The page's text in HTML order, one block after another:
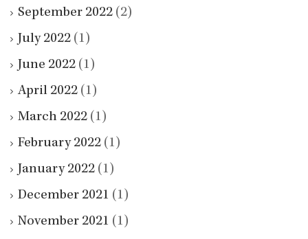
September 2022 (2)
July 2022 (1)
June 2022 (1)
April 2022 (1)
March 2022 (1)
February 2022 (1)
January 2022 (1)
December 2021 (1)
November 2021 (1)